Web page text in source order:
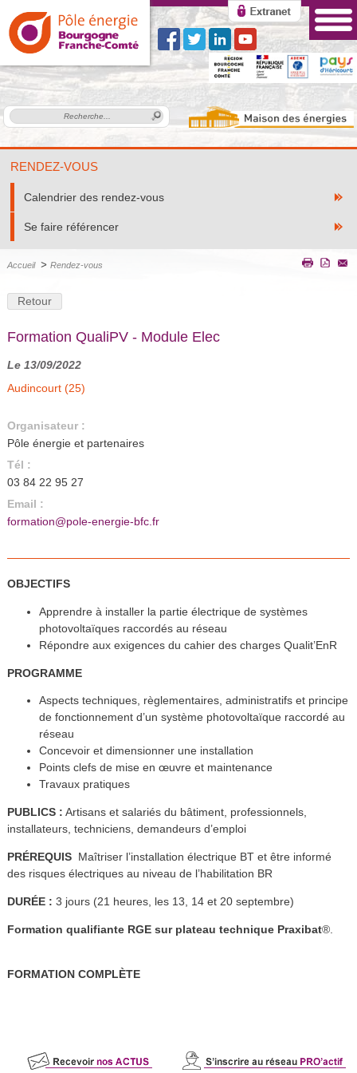
RENDEZ-VOUS
Calendrier des rendez-vous
Se faire référencer
Accueil > Rendez-vous
Retour
Formation QualiPV - Module Elec
Le 13/09/2022
Audincourt (25)
Organisateur :
Pôle énergie et partenaires
Tél :
03 84 22 95 27
Email :
formation@pole-energie-bfc.fr
OBJECTIFS
Apprendre à installer la partie électrique de systèmes
photovoltaïques raccordés au réseau
Répondre aux exigences du cahier des charges Qualit’EnR
PROGRAMME
Aspects techniques, règlementaires, administratifs et principe
de fonctionnement d’un système photovoltaïque raccordé au
réseau
Concevoir et dimensionner une installation
Points clefs de mise en œuvre et maintenance
Travaux pratiques
PUBLICS : Artisans et salariés du bâtiment, professionnels,
installateurs, techniciens, demandeurs d’emploi
PRÉREQUIS Maîtriser l’installation électrique BT et être informé
des risques électriques au niveau de l’habilitation BR
DURÉE : 3 jours (21 heures, les 13, 14 et 20 septembre)
Formation qualifiante RGE sur plateau technique Praxibat®.
FORMATIONCOMPLÈTE